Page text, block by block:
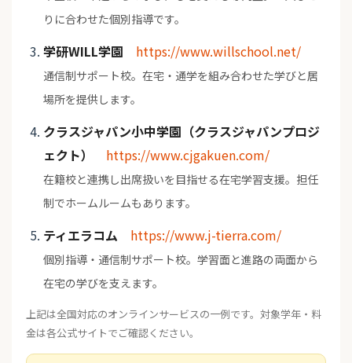
りに合わせた個別指導です。
学研WILL学園 https://www.willschool.net/
通信制サポート校。在宅・通学を組み合わせた学びと居
場所を提供します。
クラスジャパン小中学園（クラスジャパンプロジ
ェクト）
https://www.cjgakuen.com/
在籍校と連携し出席扱いを目指せる在宅学習支援。担任
制でホームルームもあります。
ティエラコム https://www.j-tierra.com/
個別指導・通信制サポート校。学習面と進路の両面から
在宅の学びを支えます。
上記は全国対応のオンラインサービスの一例です。対象学年・料
金は各公式サイトでご確認ください。